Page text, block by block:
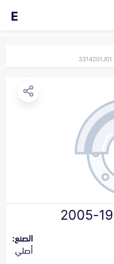
E
الصنع:
أصلي